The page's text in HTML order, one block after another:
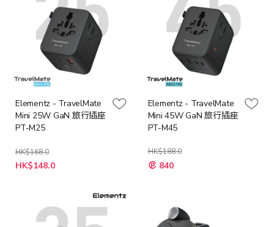
Elementz - TravelMate
Mini 25W GaN 旅行插座
PT-M25
HK$168.0
特
殊
HK$148.0
Elementz - TravelMate
Mini 45W GaN 旅行插座
PT-M45
HK$188.0
特
殊 840